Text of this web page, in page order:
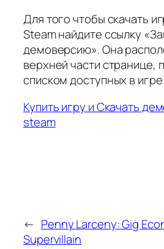
Для того чтобы скачать
Steam найдите ссылку
демоверсию». Она
верхней части странице,
списком доступных в
Купить игру и Скачать
steam
← Penny Larceny: Gig
Supervillain